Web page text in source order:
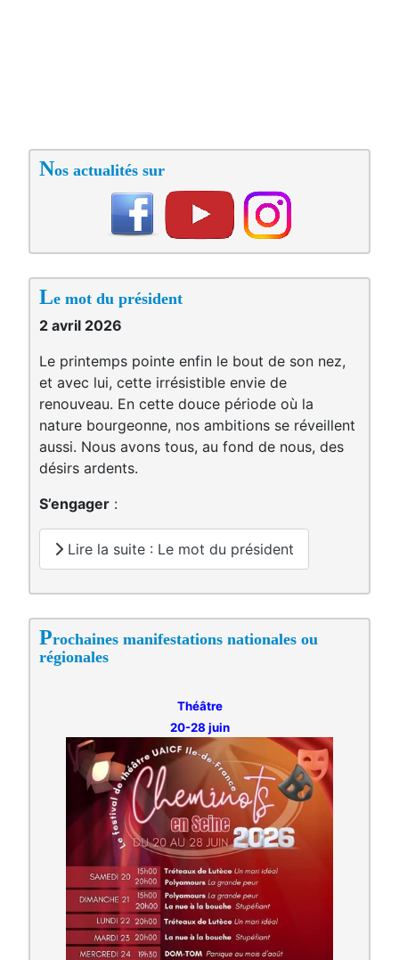
Nos actualités sur
Le mot du président
2 avril 2026
Le printemps pointe enfin le bout de son nez,
et avec lui, cette irrésistible envie de
renouveau. En cette douce période où la
nature bourgeonne, nos ambitions se réveillent
aussi. Nous avons tous, au fond de nous, des
désirs ardents.
S’engager :
Lire la suite : Le mot du président
Prochaines manifestations nationales ou
régionales
Théâtre
20-28 juin